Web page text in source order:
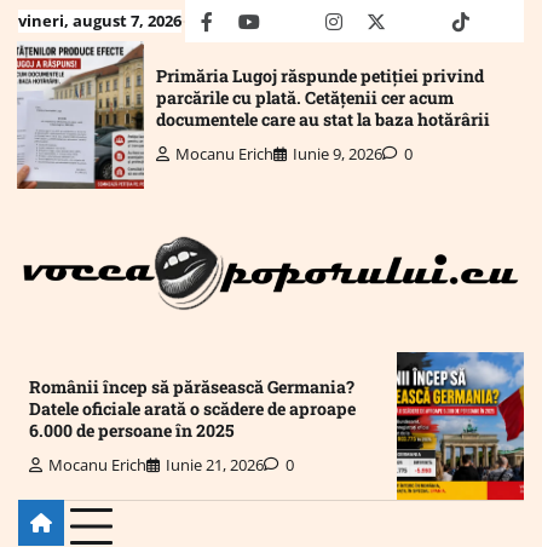
Skip
to
content
vineri, august 7, 2026 facebookyoutubeMailinstagram
twitter truthtiktok
Primăria Lugoj răspunde petiției privind
parcările cu plată. Cetățenii cer acum
documentele care au stat la baza hotărârii
Mocanu Erich Iunie 9, 2026 0
Românii încep să părăsească Germania?
Datele oficiale arată o scădere de aproape
6.000 de persoane în 2025
Mocanu Erich Iunie 21, 2026 0